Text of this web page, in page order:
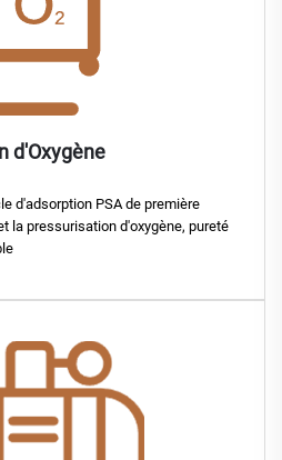
d'Oxygène
d'adsorption PSA de première
la pressurisation d'oxygène, pureté